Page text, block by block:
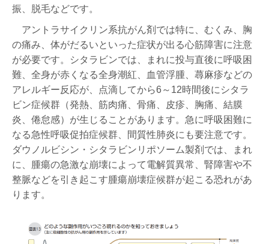
振、脱毛などです。
アントラサイクリン系抗がん剤では特に、むくみ、胸
の痛み、体がだるいといった症状が出る心筋障害に注意
が必要です。シタラビンでは、まれに投与直後に呼吸困
難、全身が赤くなる全身潮紅、血管浮腫、蕁麻疹などの
アレルギー反応が、点滴してから6～12時間後にシタラ
ビン症候群（発熱、筋肉痛、骨痛、皮疹、胸痛、結膜
炎、倦怠感）が生じることがあります。急に呼吸困難に
なる急性呼吸促拍症候群、間質性肺炎にも要注意です。
ダウノルビシン・シタラビンリポソーム製剤では、まれ
に、腫瘍の急激な崩壊によって電解質異常、腎障害や不
整脈などを引き起こす腫瘍崩壊症候群が起こる恐れがあ
ります。